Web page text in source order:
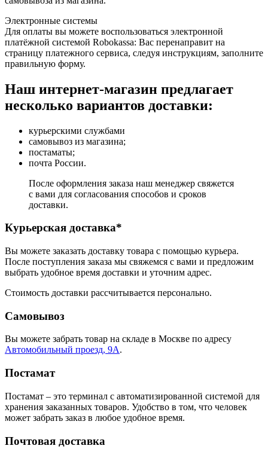
Электронные системы
Для оплаты вы можете воспользоваться электронной
платёжной системой Robokassa: Вас перенаправит на
страницу платежного сервиса, следуя инструкциям, заполните
правильную форму.
Наш интернет-магазин предлагает
несколько вариантов доставки:
курьерскими службами
самовывоз из магазина;
постаматы;
почта России.
После оформления заказа наш менеджер свяжется
с вами для согласования способов и сроков
доставки.
Курьерская доставка*
Вы можете заказать доставку товара с помощью курьера.
После поступления заказа мы свяжемся с вами и предложим
выбрать удобное время доставки и уточним адрес.
Стоимость доставки рассчитывается персонально.
Самовывоз
Вы можете забрать товар на складе в Москве по адресу
Автомобильный проезд, 9А.
Постамат
Постамат – это терминал с автоматизированной системой для
хранения заказанных товаров. Удобство в том, что человек
может забрать заказ в любое удобное время.
Почтовая доставка